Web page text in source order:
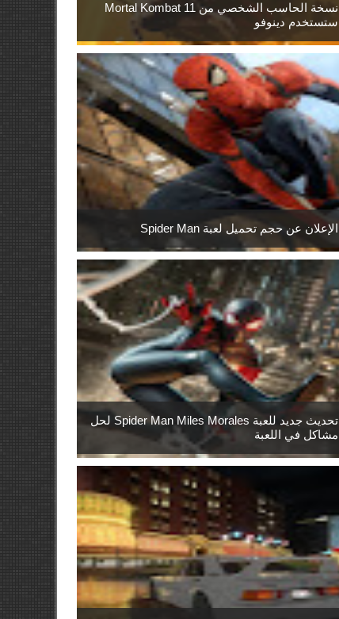
نسخة الحاسب الشخصي من Mortal Kombat 11
ستستخدم دينوفو
الإعلان عن حجم تحميل لعبة Spider Man
تحديث جديد للعبة Spider Man Miles Morales لحل
مشاكل في اللعبة